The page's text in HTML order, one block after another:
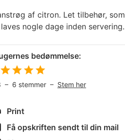
af citron. Let tilbehør, som
nogle dage inden servering.
bedømmelse:
– 6 stemmer – Stem her
Print
Få opskriften sendt til din mail